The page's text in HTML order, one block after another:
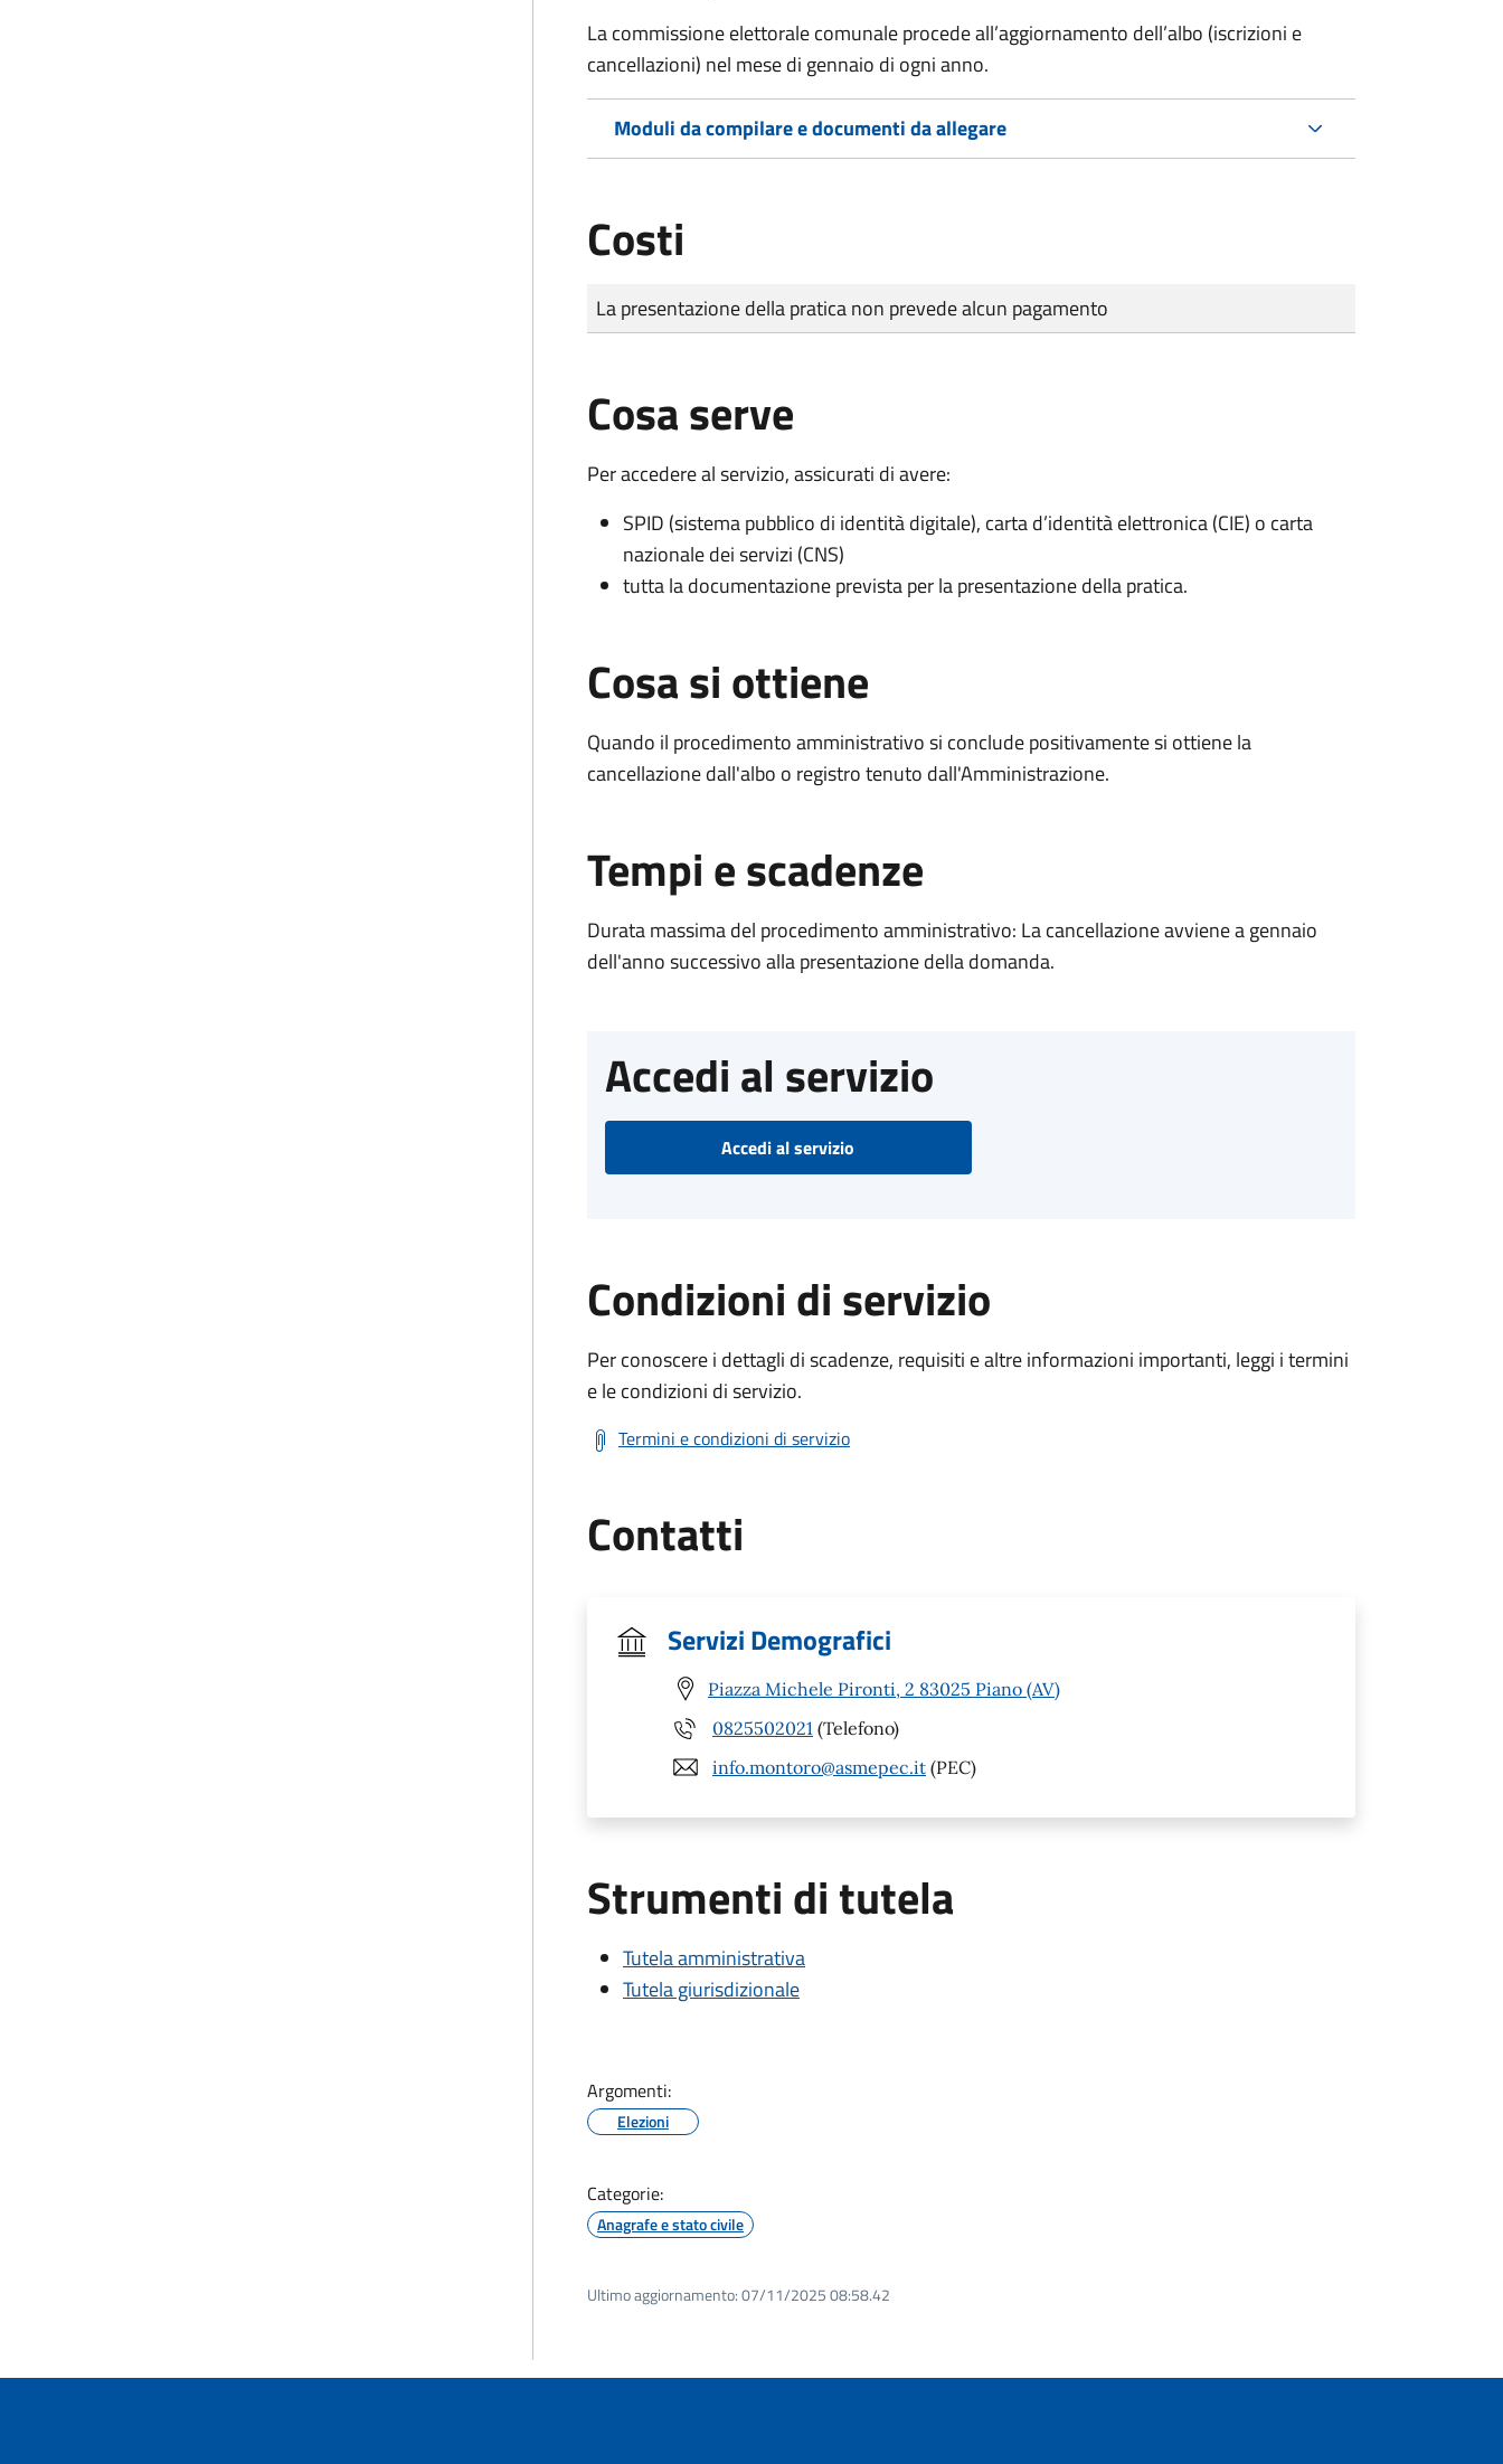
La commissione elettorale comunale procede all’aggiornamento dell’albo (iscrizioni e
cancellazioni) nel mese di gennaio di ogni anno.
Moduli da compilare e documenti da allegare
Costi
Tipo di pagamento
Importo
La presentazione della pratica non prevede alcun pagamento
Cosa serve
Per accedere al servizio, assicurati di avere:
SPID (sistema pubblico di identità digitale), carta d’identità elettronica (CIE) o carta
nazionale dei servizi (CNS)
tutta la documentazione prevista per la presentazione della pratica.
Cosa si ottiene
Quando il procedimento amministrativo si conclude positivamente si ottiene la
cancellazione dall'albo o registro tenuto dall'Amministrazione.
Tempi e scadenze
Durata massima del procedimento amministrativo: La cancellazione avviene a gennaio
dell'anno successivo alla presentazione della domanda.
Accedi al servizio
Accedi al servizio
Condizioni di servizio
Per conoscere i dettagli di scadenze, requisiti e altre informazioni importanti, leggi i termini
e le condizioni di servizio.
Termini e condizioni di servizio
Contatti
Servizi Demografici
Piazza Michele Pironti, 2 83025 Piano (AV)
0825502021 (Telefono)
info.montoro@asmepec.it (PEC)
Strumenti di tutela
Tutela amministrativa
Tutela giurisdizionale
Argomenti:
Elezioni
Categorie:
Anagrafe e stato civile
Ultimo aggiornamento:07/11/2025 08:58.42